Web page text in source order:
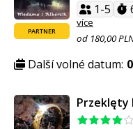
PARTNER
1-5
více
od 180,00
Další volné datum:
Przeklęty